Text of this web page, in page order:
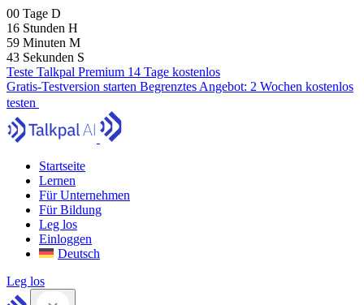
00 Tage D
16 Stunden H
59 Minuten M
41 Sekunden S
Teste Talkpal Premium 14 Tage kostenlos
Gratis-Testversion starten Begrenztes Angebot: 2 Wochen kostenlos
testen
Startseite
Lernen
Für Unternehmen
Für Bildung
Leg los
Einloggen
Deutsch
Leg los